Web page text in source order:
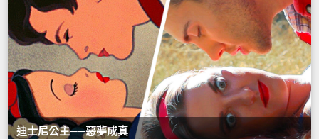
迪士尼公主──惡夢成真